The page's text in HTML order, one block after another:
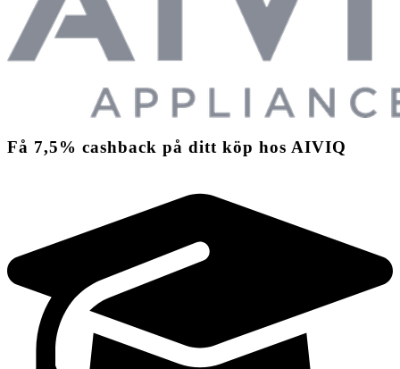
Få 7,5% cashback på ditt köp hos AIVIQ